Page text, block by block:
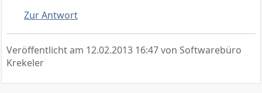
Zur Antwort
Veröffentlicht am 12.02.2013 16:47von Softwarebüro
Krekeler